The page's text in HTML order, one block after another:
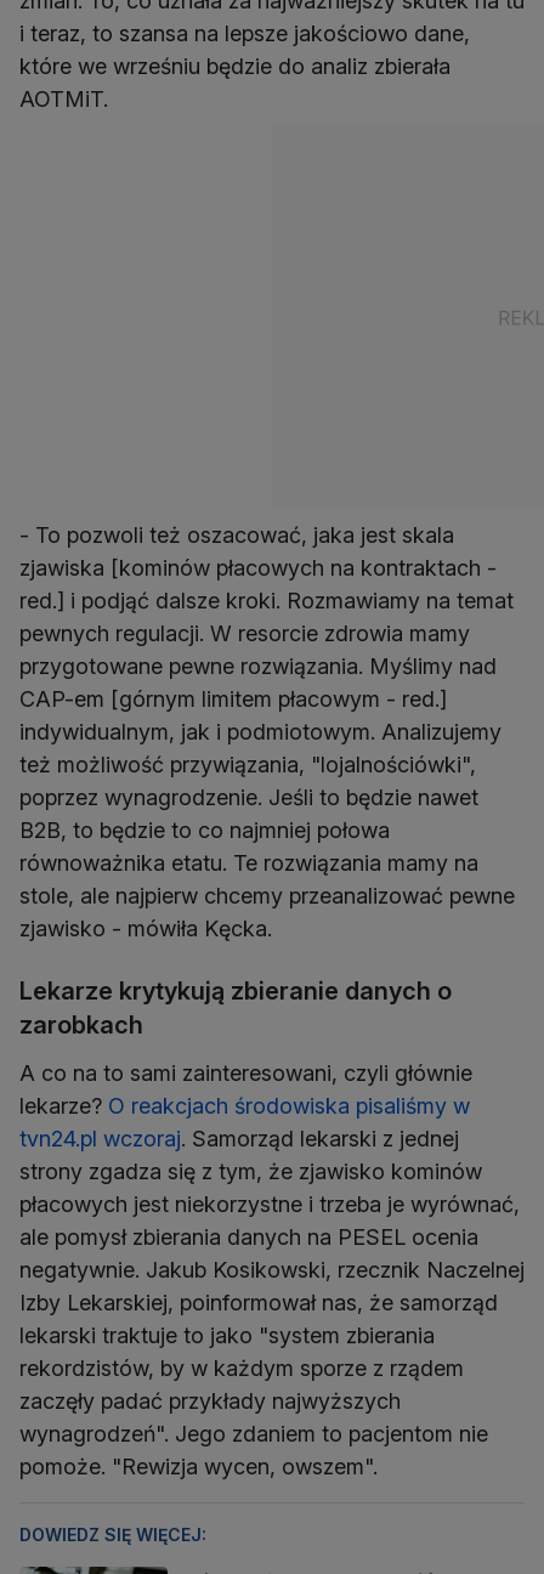
i teraz, to szansa na lepsze jakościowo dane,
które we wrześniu będzie do analiz zbierała
AOTMiT.
- To pozwoli też oszacować, jaka jest skala
zjawiska [kominów płacowych na kontraktach -
red.] i podjąć dalsze kroki. Rozmawiamy na temat
pewnych regulacji. W resorcie zdrowia mamy
przygotowane pewne rozwiązania. Myślimy nad
CAP-em [górnym limitem płacowym - red.]
indywidualnym, jak i podmiotowym. Analizujemy
też możliwość przywiązania, "lojalnościówki",
poprzez wynagrodzenie. Jeśli to będzie nawet
B2B, to będzie to co najmniej połowa
równoważnika etatu. Te rozwiązania mamy na
stole, ale najpierw chcemy przeanalizować pewne
zjawisko - mówiła Kęcka.
Lekarze krytykują zbieranie danych o
zarobkach
A co na to sami zainteresowani, czyli głównie
lekarze? O reakcjach środowiska pisaliśmy w
tvn24.pl wczoraj. Samorząd lekarski z jednej
strony zgadza się z tym, że zjawisko kominów
płacowych jest niekorzystne i trzeba je wyrównać,
ale pomysł zbierania danych na PESEL ocenia
negatywnie. Jakub Kosikowski, rzecznik Naczelnej
Izby Lekarskiej, poinformował nas, że samorząd
lekarski traktuje to jako "system zbierania
rekordzistów, by w każdym sporze z rządem
zaczęły padać przykłady najwyższych
wynagrodzeń". Jego zdaniem to pacjentom nie
pomoże. "Rewizja wycen, owszem".
DOWIEDZ SIĘ WIĘCEJ: